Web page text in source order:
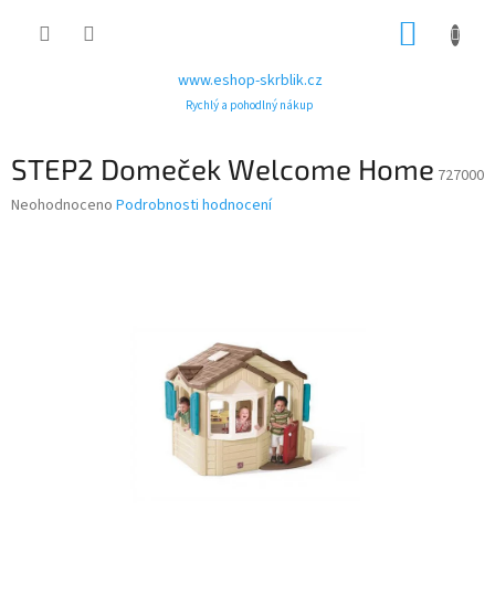
www.eshop-skrblik.cz
Rychlý a pohodlný nákup
STEP2 Domeček Welcome Home 727000
Průměrné
Neohodnoceno Podrobnosti hodnocení